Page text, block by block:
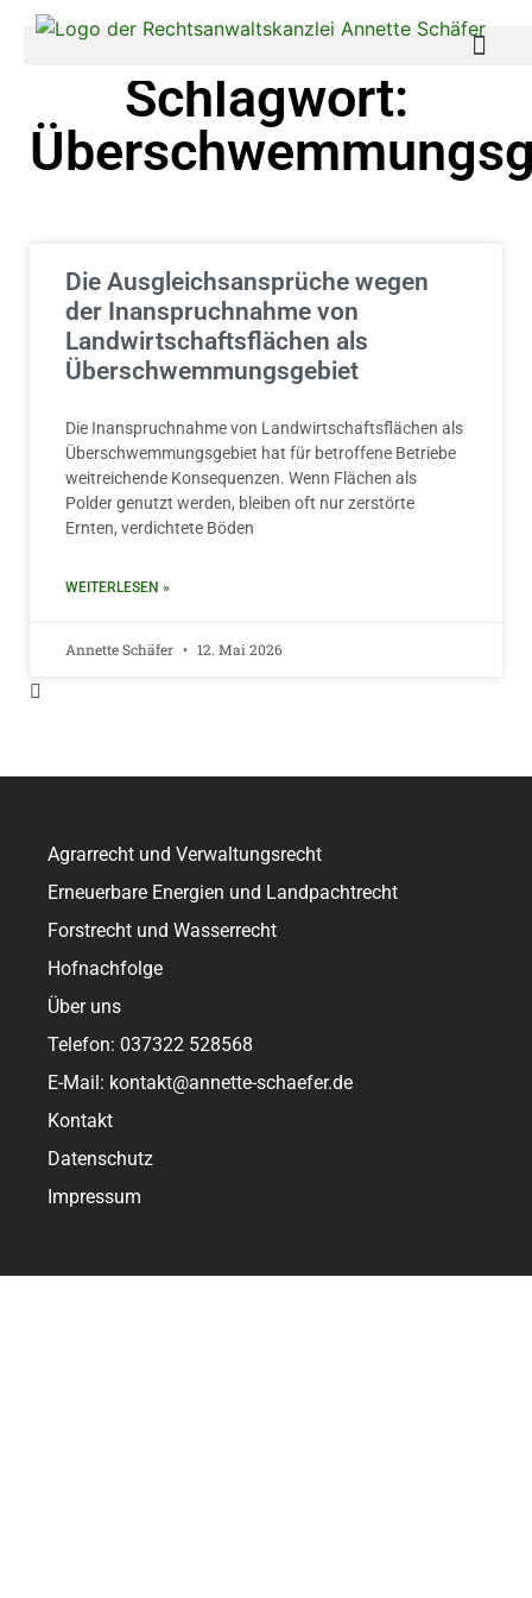
Schlagwort:
Die Ausgleichsansprüche wegen
der Inanspruchnahme von
Landwirtschaftsflächen als
Überschwemmungsgebiet
Die Inanspruchnahme von Landwirtschaftsflächen als
Überschwemmungsgebiet hat für betroffene Betriebe
weitreichende Konsequenzen. Wenn Flächen als
Polder genutzt werden, bleiben oft nur zerstörte
Ernten, verdichtete Böden
WEITERLESEN »
Annette Schäfer 12. Mai 2026
Agrarrecht und Verwaltungsrecht
Erneuerbare Energien und Landpachtrecht
Forstrecht und Wasserrecht
Hofnachfolge
Über uns
Telefon: 037322 528568
E-Mail: kontakt@annette-schaefer.de
Kontakt
Datenschutz
Impressum